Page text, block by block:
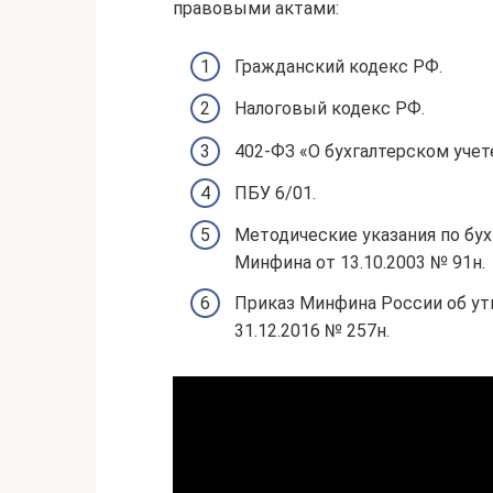
правовыми актами:
Гражданский кодекс РФ.
Налоговый кодекс РФ.
402-ФЗ «О бухгалтерском
ПБУ 6/01.
Методические указания по
Минфина от 13.10.2003 № 91н.
Приказ Минфина России об
31.12.2016 № 257н.